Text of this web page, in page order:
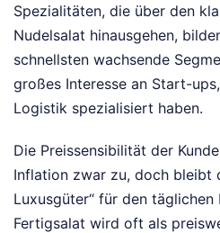
Spezialitäten, die über den
Nudelsalat hinausgehen,
schnellsten wachsende
großes Interesse an Start-
Logistik spezialisiert haben.
Die Preissensibilität der
Inflation zwar zu, doch bleibt
Luxusgüter“ für den
Fertigsalat wird oft als